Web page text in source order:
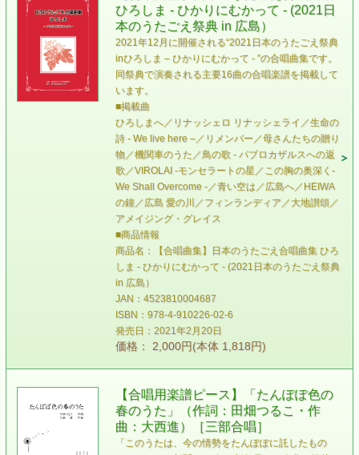
ひろしま - ひかりにむかって - (2021日
本のうたごえ祭典 in 広島）
2021年12月に開催される“2021日本のうたごえ祭典
inひろしま – ひかりにむかって - ”の合唱曲集です。
同祭典で演奏される主要16曲の合唱楽譜を掲載して
います。
■掲載曲
ひろしまへ／リナッシェロ リナッシェライ／生命の
詩 - We live here –／リメンバー／母さんたちの贈り
物／機関車のうた／鳥の歌 - パブロカザルスへの返
歌／VIROLAI -モンセラートの星／この胸の奥深く-
We Shall Overcome -／青い空は／広島へ／HEIWA
の鐘／広島 愛の川／フィンランディア／大地讃頌／
アメイジング・グレイス
■商品情報
商品名：【合唱曲集】日本のうたごえ合唱曲集 ひろ
しま - ひかりにむかって - (2021日本のうたごえ祭典
in 広島）
JAN：4523810004687
ISBN：978-4-910226-02-6
発売日：2021年2月20日
価格： 2,000円(本体 1,818円)
【合唱用楽譜ピース】「たんぽぽ色の
春のうた」（作詞：田畑つるこ・作
曲：大西進）［三部合唱］
「このうたは、今の情勢をたんぽぽに託したもの